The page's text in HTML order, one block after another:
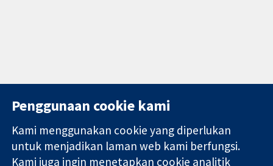
Bukti yang
11-13 Cavendish
Square
Hubungi kita
Berita
Penggunaan cookie kami
Kami menggunakan cookie yang diperlukan
untuk menjadikan laman web kami berfungsi.
Kami juga ingin menetapkan cookie analitik